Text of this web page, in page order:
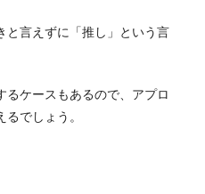
と言えずに「推し」という言
るケースもあるので、アプロ
でしょう。